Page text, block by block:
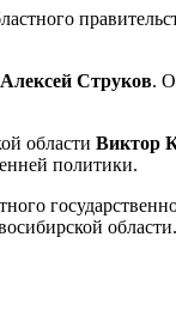
Алексей Струков.
области Виктор
политики.
области.